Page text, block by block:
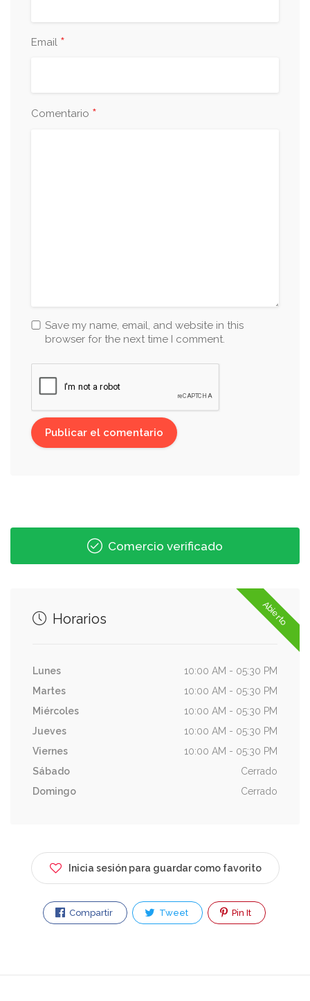
Email *
Comentario *
Save my name, email, and website in this
browser for the next time I comment.
Comercio verificado
Abierto
Horarios
Lunes
10:00 AM - 05:30 PM
Martes
10:00 AM - 05:30 PM
Miércoles
10:00 AM - 05:30 PM
Jueves
10:00 AM - 05:30 PM
Viernes
10:00 AM - 05:30 PM
Sábado
Cerrado
Domingo
Cerrado
Inicia sesión para guardar como favorito
Compartir Tweet Pin It